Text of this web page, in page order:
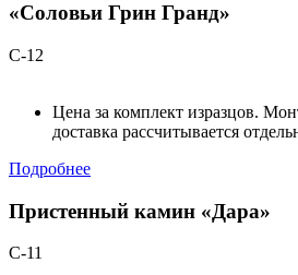
«Соловьи Грин Гранд»
С-12
Цена за комплект изразцов.
доставка рассчитывается
Подробнее
Пристенный камин «Дара»
С-11